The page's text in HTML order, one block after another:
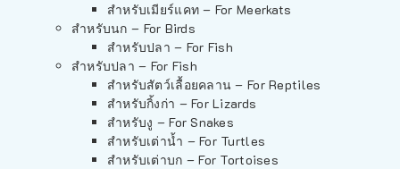
สำหรับเมียร์แคท – For Meerkats
สำหรับนก – For Birds
สำหรับปลา – For Fish
สำหรับปลา – For Fish
สำหรับสัตว์เลื้อยคลาน – For Reptiles
สำหรับกิ้งก่า – For Lizards
สำหรับงู – For Snakes
สำหรับเต่าน้ำ – For Turtles
สำหรับเต่าบก – For Tortoises